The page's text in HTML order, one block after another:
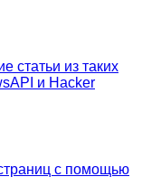
статьи из таких
и Hacker
с помощью